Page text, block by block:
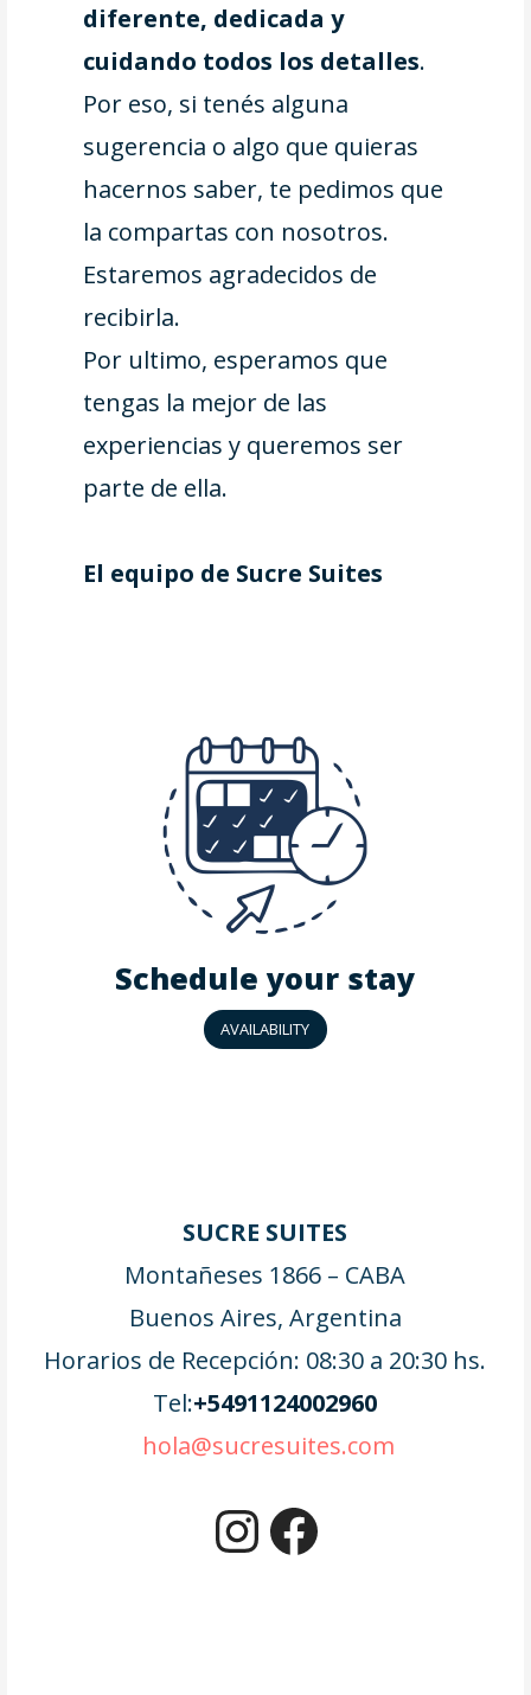
diferente, dedicada y
cuidando todos los detalles.
Por eso, si tenés alguna
sugerencia o algo que quieras
hacernos saber, te pedimos que
la compartas con nosotros.
Estaremos agradecidos de
recibirla.
Por ultimo, esperamos que
tengas la mejor de las
experiencias y queremos ser
parte de ella.
El equipo de Sucre Suites
Schedule your stay
AVAILABILITY
SUCRE SUITES
Montañeses 1866 – CABA
Buenos Aires, Argentina
Horarios de Recepción: 08:30 a 20:30 hs.
Tel:+5491124002960
hola@sucresuites.com
Instagram
Facebook